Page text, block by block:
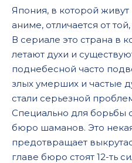
Япония, в которой
аниме, отличается от
В сериале это страна в
летают духи и
поднебесной часто
злых умерших и частые
стали серьезной
Специально для борьбы
бюро шаманов. Это
предотвращает
главе бюро стоят 12-ть